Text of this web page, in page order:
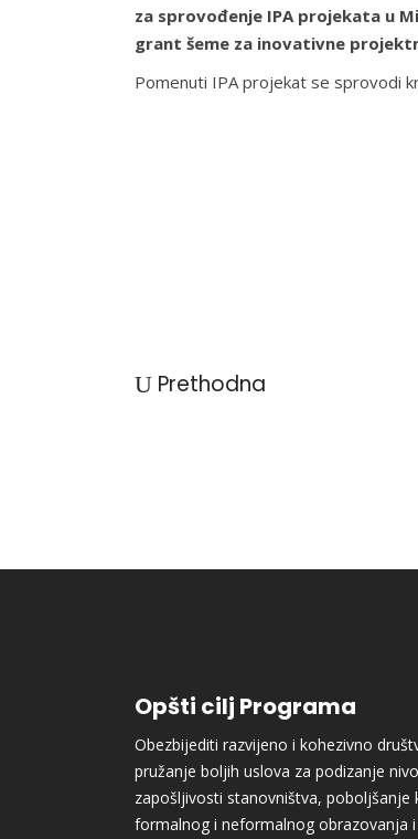
za sprovođenje IPA projekata u
grant šeme za inovativne
Pomenuti IPA projekat se sprovodi
Prethodna
Opšti cilj Programa
Obezbijediti razvijeno i kohezivno
pružanje boljih uslova za podizanje
zapošljivosti stanovništva, poboljšanje
formalnog i neformalnog obrazovanja